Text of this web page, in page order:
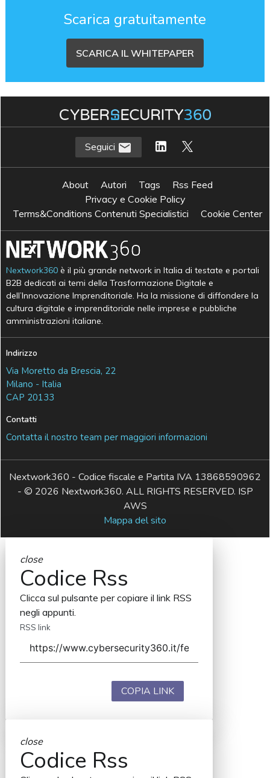
Scarica gratuitamente
SCARICA IL WHITEPAPER
Seguici
About Autori Tags
Rss Feed
Privacy e Cookie Policy
Terms&Conditions Contenuti Specialistici
Cookie Center
Nextwork360 è il più grande network in Italia di testate e portali
B2B dedicati ai temi della Trasformazione Digitale e
dell’Innovazione Imprenditoriale. Ha la missione di diffondere la
cultura digitale e imprenditoriale nelle imprese e pubbliche
amministrazioni italiane.
Indirizzo
Via Moretto da Brescia, 22
Milano - Italia
CAP 20133
Contatti
Contatta il nostro team per maggiori informazioni
Nextwork360 - Codice fiscale e Partita IVA 13868590962
- © 2026 Nextwork360. ALL RIGHTS RESERVED. ISP
AWS
Mappa del sito
close
Codice Rss
Clicca sul pulsante per copiare il link RSS
negli appunti.
RSS link
COPIA LINK
close
Codice Rss